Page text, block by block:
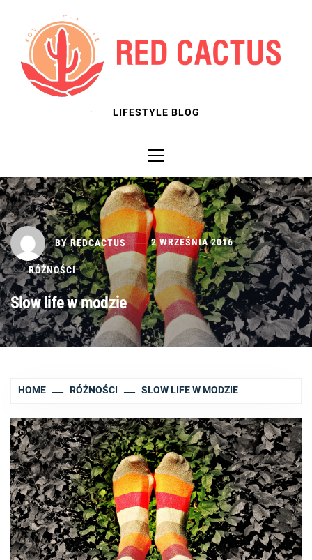
content
LIFESTYLE BLOG
Menu
BYREDCACTUS 2 WRZEŚNIA 2016
RÓŻNOŚCI
Slow life w modzie
HOME RÓŻNOŚCI SLOW LIFE W MODZIE